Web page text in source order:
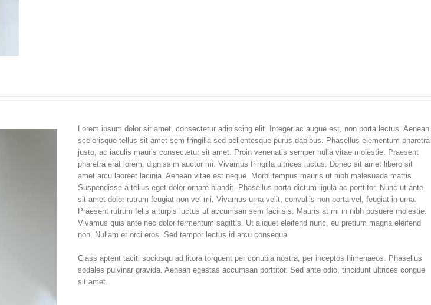
Lorem ipsum dolor sit amet, consectetur adipiscing elit. Integer ac augue est, non porta lectus. Aenean
scelerisque tellus sit amet sem fringilla sed pellentesque purus dapibus. Phasellus elementum pharetra
justo, ac iaculis mauris consectetur sit amet. Proin venenatis semper nulla vitae molestie. Praesent
pharetra erat lorem, dignissim auctor mi. Vivamus fringilla ultrices luctus. Donec sit amet libero sit
amet arcu laoreet lacinia. Aenean vitae est neque. Morbi tempus mauris ut nibh malesuada mattis.
Suspendisse a tellus eget dolor ornare blandit. Phasellus porta dictum ligula ac porttitor. Nunc ut ante
sit amet dolor rutrum feugiat non vel mi. Vivamus urna velit, convallis non porta vel, feugiat in urna.
Praesent rutrum felis a turpis luctus ut accumsan sem facilisis. Mauris at mi in nibh posuere molestie.
Vivamus quis ante nec dolor fermentum sagittis. Ut aliquet eleifend nunc, eu pretium magna eleifend
non. Nullam et orci eros. Sed tempor lectus id arcu consequa.
Class aptent taciti sociosqu ad litora torquent per conubia nostra, per inceptos himenaeos. Phasellus
sodales pulvinar gravida. Aenean egestas accumsan porttitor. Sed ante odio, tincidunt ultrices congue
sit amet.